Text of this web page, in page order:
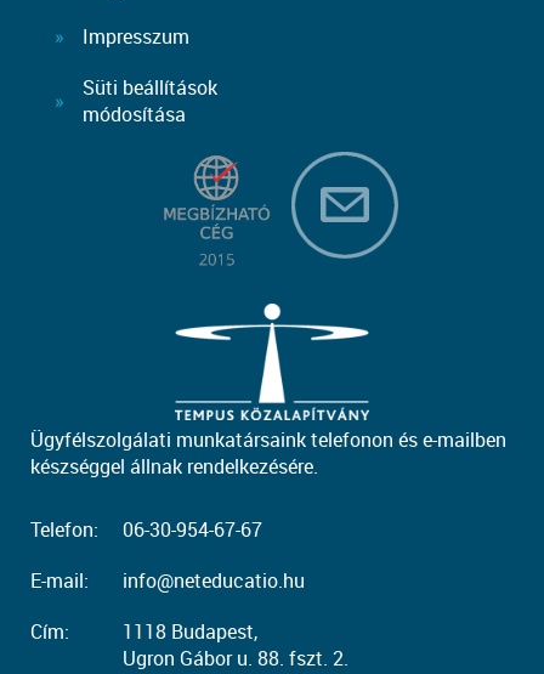
Impresszum
Süti beállítások
módosítása
Ügyfélszolgálati munkatársaink telefonon és e-mailben
készséggel állnak rendelkezésére.
Telefon:
06-30-954-67-67
E-mail:
info@neteducatio.hu
Cím:
1118 Budapest,
Ugron Gábor u. 88. fszt. 2.